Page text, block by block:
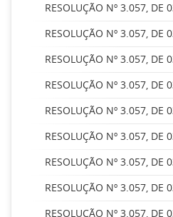
RESOLUÇÃO Nº 3.057, DE
RESOLUÇÃO Nº 3.057, DE
RESOLUÇÃO Nº 3.057, DE
RESOLUÇÃO Nº 3.057, DE
RESOLUÇÃO Nº 3.057, DE
RESOLUÇÃO Nº 3.057, DE
RESOLUÇÃO Nº 3.057, DE
RESOLUÇÃO Nº 3.057, DE
RESOLUÇÃO Nº 3.057, DE